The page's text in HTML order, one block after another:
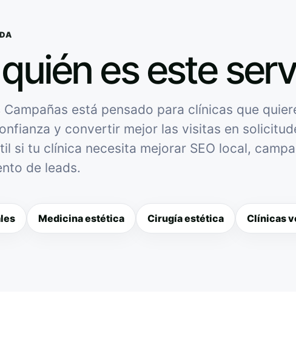
es este
Campañas está pensado para clínicas que
y convertir mejor las visitas en
si tu clínica necesita mejorar SEO local,
de leads.
Medicina estética Cirugía estética Clínicas